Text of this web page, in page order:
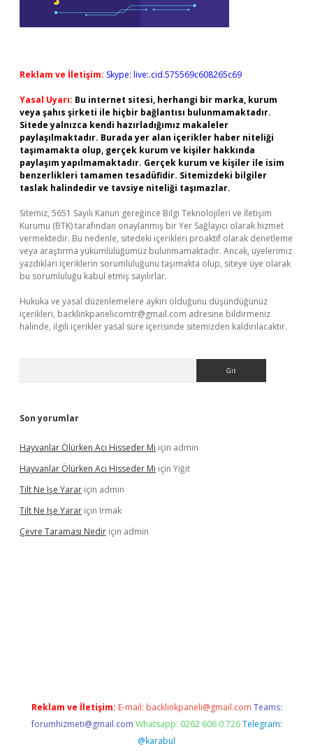
Reklam ve İletişim: Skype: live:.cid.575569c608265c69
Yasal Uyarı: Bu internet sitesi, herhangi bir marka, kurum
veya şahıs şirketi ile hiçbir bağlantısı bulunmamaktadır.
Sitede yalnızca kendi hazırladığımız makaleler
paylaşılmaktadır. Burada yer alan içerikler haber niteliği
taşımamakta olup, gerçek kurum ve kişiler hakkında
paylaşım yapılmamaktadır. Gerçek kurum ve kişiler ile isim
benzerlikleri tamamen tesadüfidir. Sitemizdeki bilgiler
taslak halindedir ve tavsiye niteliği taşımazlar.
Sitemiz, 5651 Sayılı Kanun gereğince Bilgi Teknolojileri ve İletişim
Kurumu (BTK) tarafından onaylanmış bir Yer Sağlayıcı olarak hizmet
vermektedir. Bu nedenle, sitedeki içerikleri proaktif olarak denetleme
veya araştırma yükümlülüğümüz bulunmamaktadır. Ancak, üyelerimiz
yazdıkları içeriklerin sorumluluğunu taşımakta olup, siteye üye olarak
bu sorumluluğu kabul etmiş sayılırlar.
Hukuka ve yasal düzenlemelere aykırı olduğunu düşündüğünüz
içerikleri, backlinkpanelicomtr@gmail.com adresine bildirmeniz
halinde, ilgili içerikler yasal süre içerisinde sitemizden kaldırılacaktır.
Son yorumlar
Hayvanlar Ölürken Acı Hisseder Mi için admin
Hayvanlar Ölürken Acı Hisseder Mi için Yiğit
Tilt Ne Işe Yarar için admin
Tilt Ne Işe Yarar için Irmak
Çevre Taraması Nedir için admin
Reklam ve İletişim: E-mail: backlinkpaneli@gmail.com Teams:
forumhizmeti@gmail.com Whatsapp: 0262 606 0 726 Telegram:
@karabul